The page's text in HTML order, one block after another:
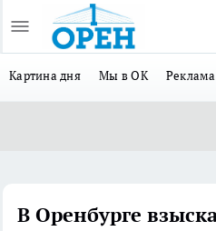
Картина дня Мы в ОК
В Оренбурге